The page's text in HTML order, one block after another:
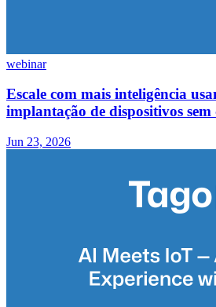
webinar
Escale com mais inteligência
implantação de dispositivos sem
Jun 23, 2026